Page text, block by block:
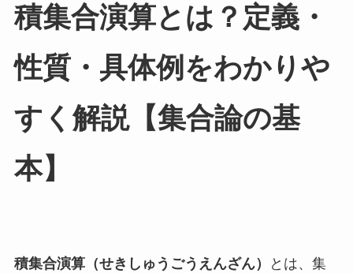
積集合演算とは？定義・
性質・具体例をわかりや
すく解説【集合論の基
本】
積集合演算（せきしゅうごうえんざん）
とは、集